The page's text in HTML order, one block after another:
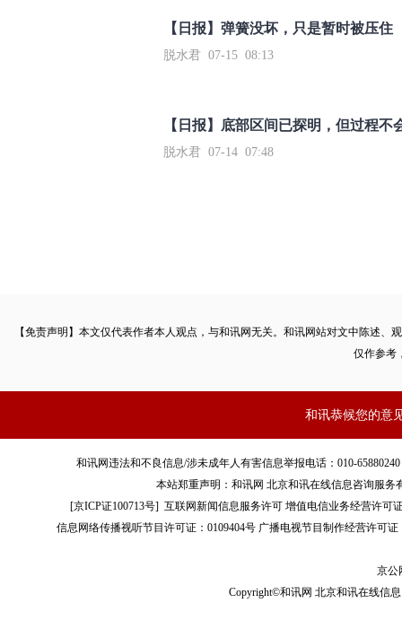
【日报】弹簧没坏，只是暂时被压住
脱水君 07-15 08:13
【日报】底部区间已探明，但过程不
脱水君 07-14 07:48
【免责声明】本文仅代表作者本人观点，与和讯网无关。和讯网站对文中陈述
仅作参考
和讯恭候您的意
和讯网违法和不良信息/涉未成年人有害信息举报电话：010-
本站郑重声明：和讯网 北京和讯在线信息咨询服
[京ICP证100713号]互联网新闻信息服务许可 增值电信业务经营许可
信息网络传播视听节目许可证：0109404号 广播电视节目制作经营许可证
京公
Copyright©和讯网 北京和讯在线信